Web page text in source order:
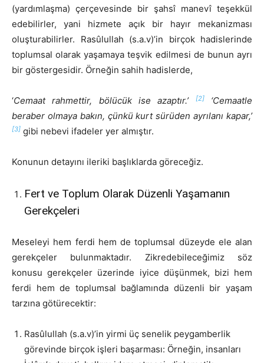
(yardımlaşma) çerçevesinde bir şahsî manevî teşekkül
edebilirler, yani hizmete açık bir hayır mekanizması
oluşturabilirler. Rasûlullah (s.a.v)’in birçok hadislerinde
toplumsal olarak yaşamaya teşvik edilmesi de bunun ayrı
bir göstergesidir. Örneğin sahih hadislerde,
‘Cemaat rahmettir, bölücük ise azaptır.’ [2]‘Cemaatle
beraber olmaya bakın, çünkü kurt sürüden ayrılanı kapar,’
[3] gibi nebevi ifadeler yer almıştır.
Konunun detayını ileriki başlıklarda göreceğiz.
Fert ve Toplum Olarak Düzenli Yaşamanın
Gerekçeleri
Meseleyi hem ferdi hem de toplumsal düzeyde ele alan
gerekçeler bulunmaktadır. Zikredebileceğimiz söz
konusu gerekçeler üzerinde iyice düşünmek, bizi hem
ferdi hem de toplumsal bağlamında düzenli bir yaşam
tarzına götürecektir:
Rasûlullah (s.a.v)’in yirmi üç senelik peygamberlik
görevinde birçok işleri başarması: Örneğin, insanları